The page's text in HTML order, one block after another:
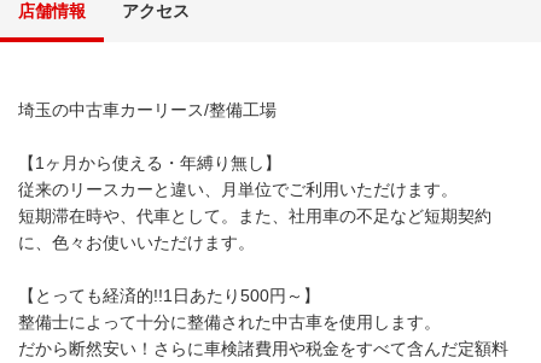
店舗情報 アクセス
埼玉の中古車カーリース/整備工場
【1ヶ月から使える・年縛り無し】
従来のリースカーと違い、月単位でご利用いただけます。
短期滞在時や、代車として。また、社用車の不足など短期契約
に、色々お使いいただけます。
【とっても経済的!!1日あたり500円～】
整備士によって十分に整備された中古車を使用します。
だから断然安い！さらに車検諸費用や税金をすべて含んだ定額料